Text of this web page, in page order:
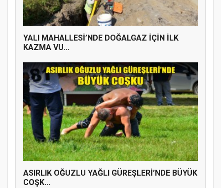
ÜYE KATILIM PROGRAMI
YALI MAHALLESİ’NDE DOĞALGAZ İÇİN İLK
KAZMA VU...
ASIRLIK OĞUZLU YAĞLI GÜREŞLERİ’NDE BÜYÜK
COŞK...